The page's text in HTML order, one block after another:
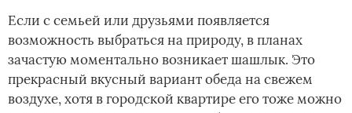
Если с семьей или друзьями появляется
возможность выбраться на природу, в планах
зачастую моментально возникает шашлык. Это
прекрасный вкусный вариант обеда на свежем
воздухе, хотя в городской квартире его тоже можно